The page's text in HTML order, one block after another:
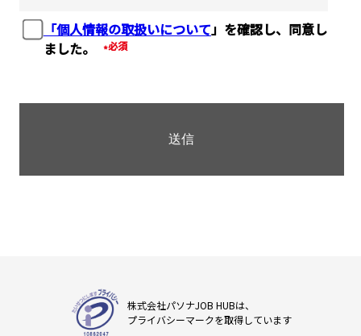
「個人情報の取扱いについて 」を確認し、同意し
ました。
*
株式会社パソナJOB HUBは、
プライバシーマークを取得しています